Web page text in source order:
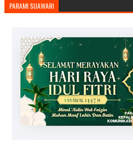
PARAMI SUAWARI